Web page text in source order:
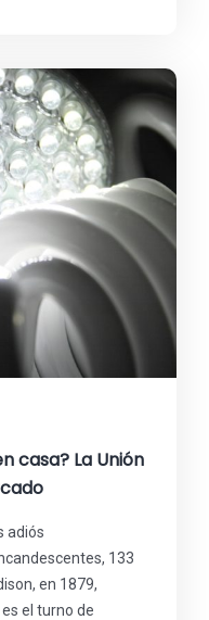
casa? La Unión
adiós
133
en 1879,
el turno de